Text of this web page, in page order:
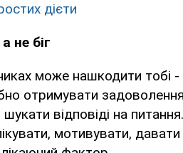
дієти
не біг
може нашкодити тобі
отримувати
відповіді на
мотивувати,